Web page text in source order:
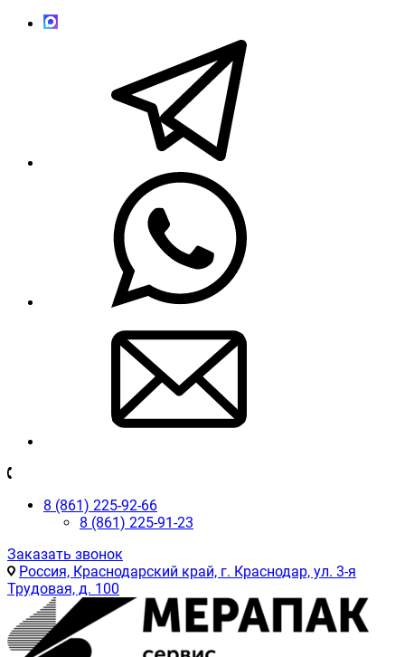
8 (861) 225-92-66
8 (861) 225-91-23
Заказать звонок
Россия, Краснодарский край, г. Краснодар, ул. 3-я
Трудовая, д. 100